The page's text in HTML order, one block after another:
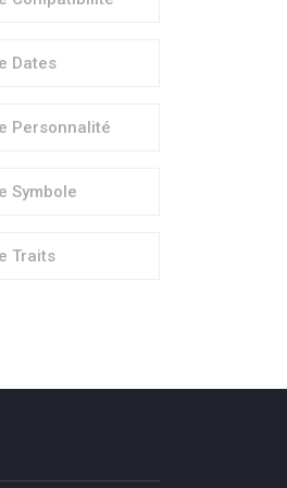
Dates
Personnalité
Symbole
Traits